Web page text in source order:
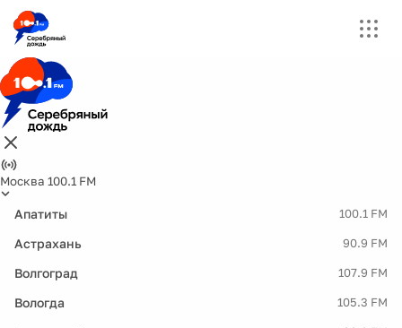
Москва 100.1 FM
Апатиты 100.1 FM
Астрахань 90.9 FM
Волгоград 107.9 FM
Вологда 105.3 FM